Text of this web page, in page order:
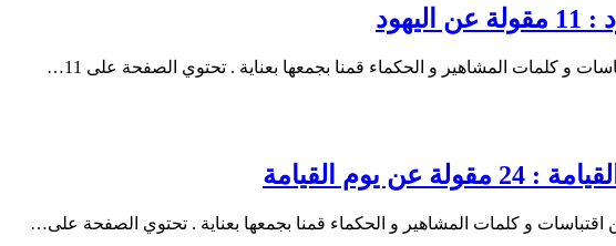
و كلمات المشاهير و الحكماء قمنا بجمعها بعناية . تحتوي الصفحة على 11…
يوم القيامة
اقتباسات و كلمات المشاهير و الحكماء قمنا بجمعها بعناية . تحتوي الصفحة على…